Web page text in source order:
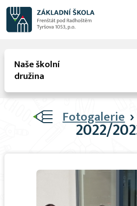
Naše školní
družina
Fotogalerie ›
2022/